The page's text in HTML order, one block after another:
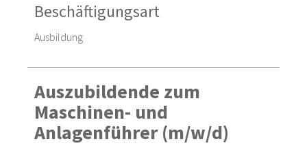
Beschäftigungsart
Ausbildung
Auszubildende zum
Maschinen- und
Anlagenführer (m/w/d)